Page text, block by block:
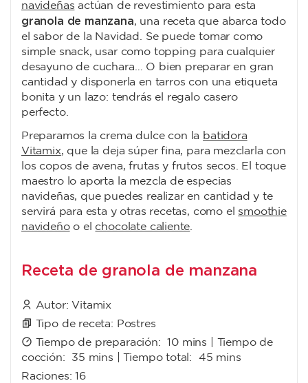
navideñas actúan de revestimiento para esta
granola de manzana, una receta que abarca todo
el sabor de la Navidad. Se puede tomar como
simple snack, usar como topping para cualquier
desayuno de cuchara… O bien preparar en gran
cantidad y disponerla en tarros con una etiqueta
bonita y un lazo: tendrás el regalo casero
perfecto.
Preparamos la crema dulce con la batidora
Vitamix, que la deja súper fina, para mezclarla con
los copos de avena, frutas y frutos secos. El toque
maestro lo aporta la mezcla de especias
navideñas, que puedes realizar en cantidad y te
servirá para esta y otras recetas, como el smoothie
navideñoo el chocolate caliente.
Receta de granola de manzana
Autor: Vitamix
Tipo de receta: Postres
Tiempo de preparación:10 mins | Tiempo de
cocción: 35 mins | Tiempo total: 45 mins
Raciones:16